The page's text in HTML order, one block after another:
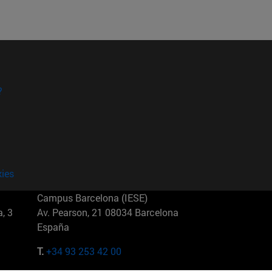
3
Campus Barcelona (IESE)
Av. Pearson, 21 08034 Barcelona
España
T.+34 93 253 42 00